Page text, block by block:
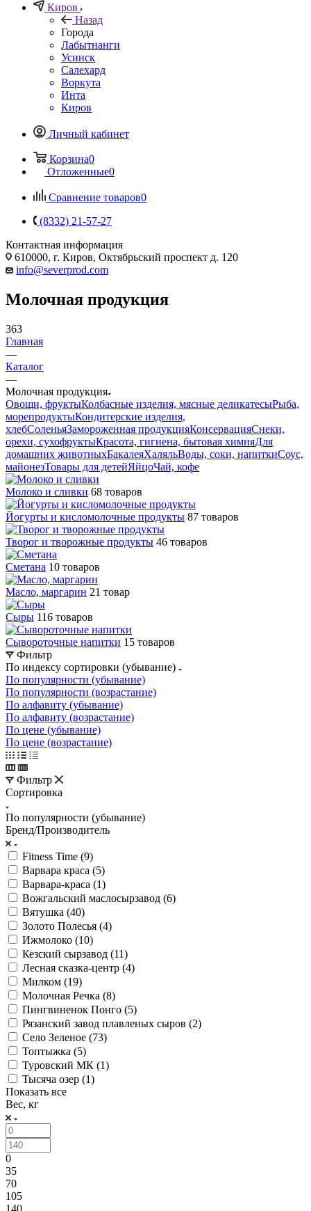
Киров
Назад
Города
Лабытнанги
Усинск
Салехард
Воркута
Инта
Киров
Личный кабинет
Корзина0
Отложенные0
Сравнение товаров0
(8332) 21-57-27
Контактная информация
610000, г. Киров, Октябрьский проспект д. 120
info@severprod.com
Молочная продукция
363
Главная
—
Каталог
—
Молочная продукция
Овощи, фруктыКолбасные изделия, мясные деликатесыРыба,
морепродуктыКондитерские изделия,
хлебСоленьяЗамороженная продукцияКонсервацияСнеки,
орехи, сухофруктыКрасота, гигиена, бытовая химияДля
домашних животныхБакалеяХаляльВоды, соки, напиткиСоус,
майонезТовары для детейЯйцоЧай, кофе
Молоко и сливки 68 товаров
Йогурты и кисломолочные продукты 87 товаров
Творог и творожные продукты 46 товаров
Сметана 10 товаров
Масло, маргарин 21 товар
Сыры 116 товаров
Сывороточные напитки 15 товаров
Фильтр
По индексу сортировки (убывание)
По популярности (убывание)
По популярности (возрастание)
По алфавиту (убывание)
По алфавиту (возрастание)
По цене (убывание)
По цене (возрастание)
Фильтр
Сортировка
По популярности (убывание)
Бренд/Производитель
Fitness Time (9)
Варвара краса (5)
Варвара-краса (1)
Вожгальский маслосырзавод (6)
Вятушка (40)
Золото Полесья (4)
Ижмолоко (10)
Кезский сырзавод (11)
Лесная сказка-центр (4)
Милком (19)
Молочная Речка (8)
Пингвиненок Понго (5)
Рязанский завод плавленых сыров (2)
Село Зеленое (73)
Топтыжка (5)
Туровский МК (1)
Тысяча озер (1)
Показать все
Вес, кг
0
35
70
105
140